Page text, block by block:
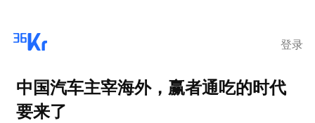
登录
中国汽车主宰海外，赢者通吃的时代
要来了